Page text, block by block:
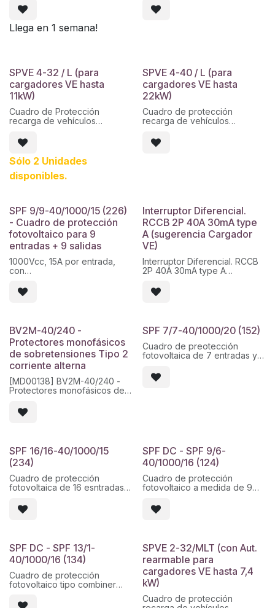
2 Polos, 32A, protección
sobretensiones permanentes
POP 50:550 y transitorias.
Llega en 1 semana!
2 Polos, 40A, protección
sobretensiones permanentes
SPVE 4-32 / L (para
cargadores VE hasta
11kW)
Cuadro de Protección
recarga de vehículos
4 Polos. 32A, protección
sobretensiones permanentes
POP 50:550 y transitorias.
Sólo 2 Unidades
disponibles.
SPVE 4-40 / L (para
cargadores VE hasta
22kW)
Cuadro de protección
recarga de vehículos
4 Polos. 40A, protección
sobretensiones permanentes
SPF 9/9-40/1000/15 (226)
- Cuadro de protección
fotovoltaico para 9
entradas + 9 salidas
1000Vcc, 15A por entrada,
con
sobretensiones 40kA
1000vdc.
con
prensaestopas en el interior.
Interruptor Diferencial.
RCCB 2P 40A 30mA type
A (sugerencia Cargador
VE)
Interruptor Diferencial. RCCB
2P 40A 30mA type A
BV2M-40/240 -
Protectores monofásicos
de sobretensiones Tipo 2
corriente alterna
[MD00138] BV2M-40/240 -
Protectores monofásicos de
• Máxima tensión servicio Uc
= 275 V. Nivel de protección
Imáx = 40 kA. Montaje sobre
carril DIN, enchufable, ancho 1
módulo (18mm).
Medidas (Al×An×Prof):
90×18×68 mm
Fuente técnica: MD Equipos
SPF 7/7-40/1000/20 (152)
Cuadro de preotección
fotovoltaica de 7 entradas y 7
seccionador de 16A, fusibles
de20A en 10x38 y protección
720x540x201, con
prensaestopas, montado y
pre cableado.
SPF 16/16-40/1000/15
(234)
Cuadro de protección
fotovoltaica de 16 esntradas y
en
armario de poliéster de
opaca. Compuestos por 32
bases de fusibles y fusibles
de
10x38 de 15A 1kV +
protección de
sobretensiones BF3-
SPF DC - SPF 9/6-
40/1000/16 (124)
Cuadro de protección
fotovoltaico a medida de 9
dobles y 6 salidas con
seccionador, bases de
IP65 3x18 en ABS , con
pasamuros y prensaestopa
para la tierra, montado y
precableado.
SPF DC - SPF 13/1-
40/1000/16 (134)
Cuadro de protección
fotovoltaico tipo combiner
a medida de 13 entradas y 1
SPVE 2-32/MLT (con Aut.
rearmable para
cargadores VE hasta 7,4
kW)
Cuadro de protección